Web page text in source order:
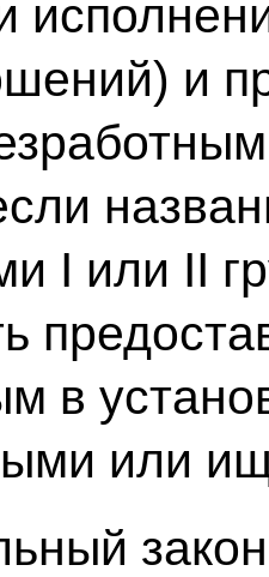
и
I или II
в
или